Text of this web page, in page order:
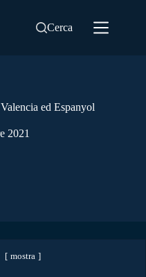
Cerca
ed Espanyol
2021
mostra